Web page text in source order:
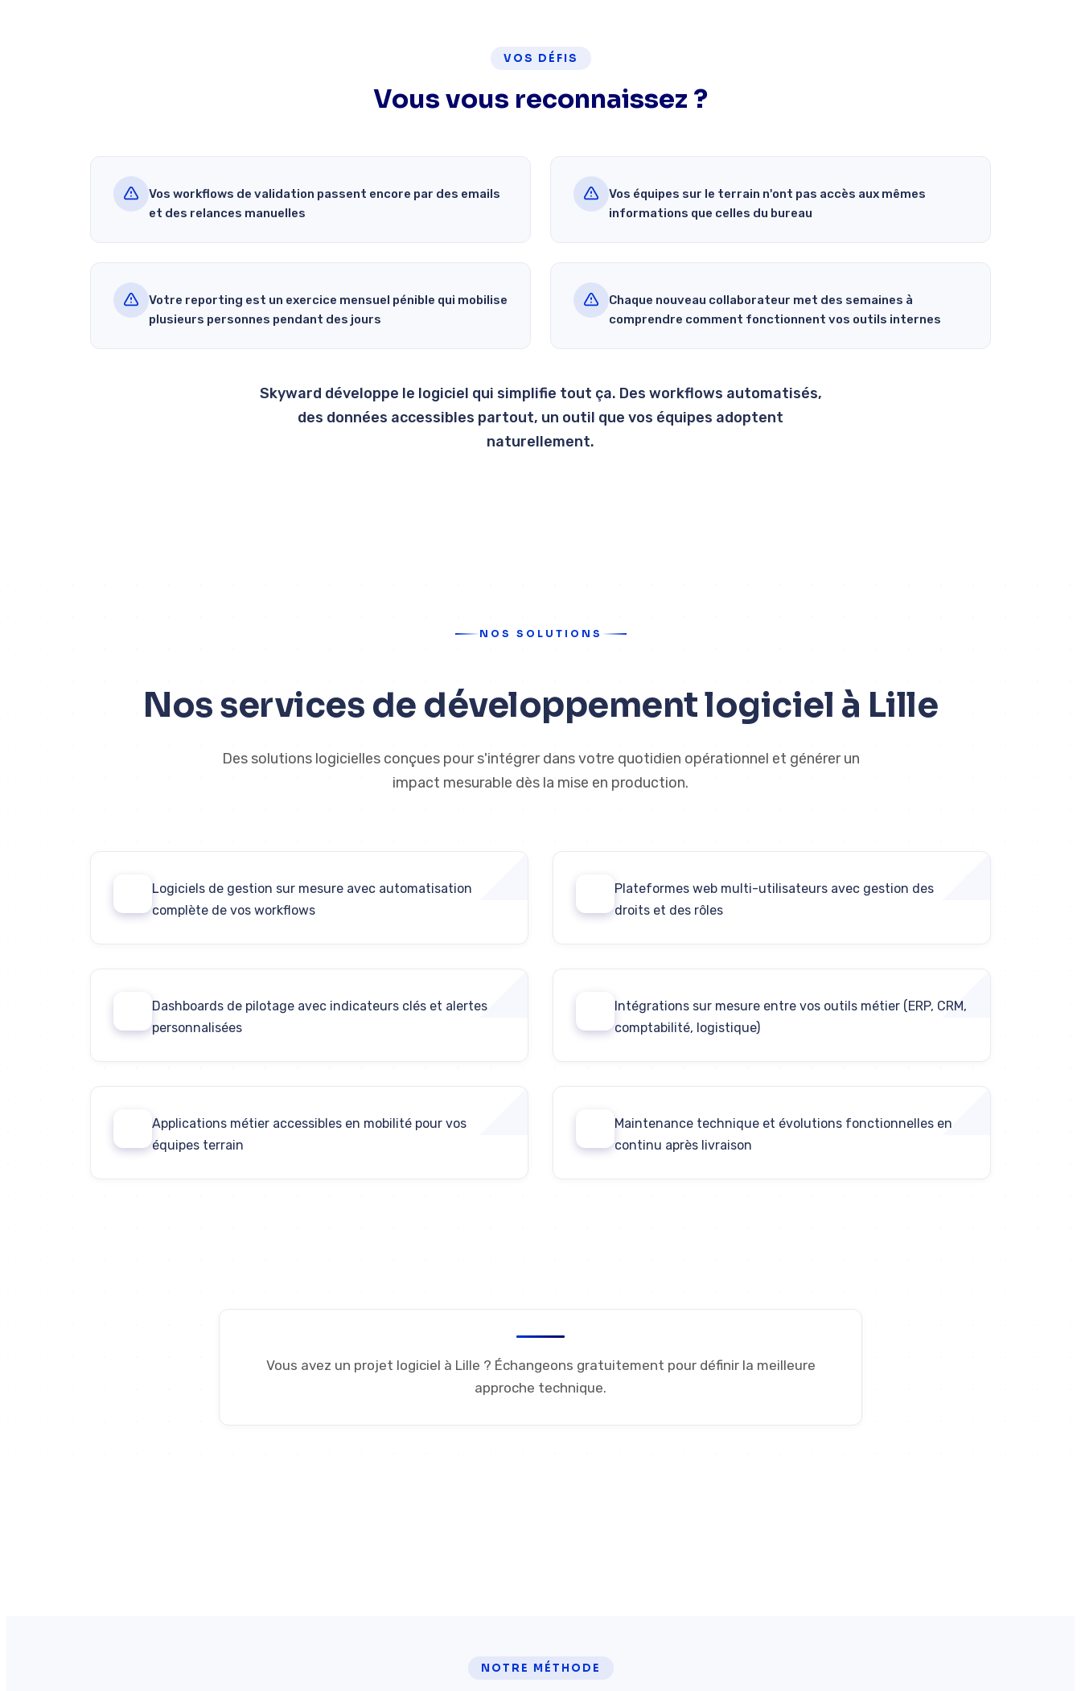
VOS DÉFIS
Vous vous reconnaissez ?
Vos workflows de validation passent encore par des emails
et des relances manuelles
Vos équipes sur le terrain n'ont pas accès aux mêmes
informations que celles du bureau
Votre reporting est un exercice mensuel pénible qui mobilise
plusieurs personnes pendant des jours
Chaque nouveau collaborateur met des semaines à
comprendre comment fonctionnent vos outils internes
Skyward développe le logiciel qui simplifie tout ça. Des workflows automatisés,
des données accessibles partout, un outil que vos équipes adoptent
naturellement.
NOS SOLUTIONS
Nos services de développement logiciel à Lille
Des solutions logicielles conçues pour s'intégrer dans votre quotidien opérationnel et générer un
impact mesurable dès la mise en production.
Logiciels de gestion sur mesure avec automatisation
complète de vos workflows
Plateformes web multi-utilisateurs avec gestion des
droits et des rôles
Dashboards de pilotage avec indicateurs clés et alertes
personnalisées
Intégrations sur mesure entre vos outils métier (ERP, CRM,
comptabilité, logistique)
Applications métier accessibles en mobilité pour vos
équipes terrain
Maintenance technique et évolutions fonctionnelles en
continu après livraison
Vous avez un projet logiciel à Lille ? Échangeons gratuitement pour définir la meilleure
approche technique.
NOTRE MÉTHODE